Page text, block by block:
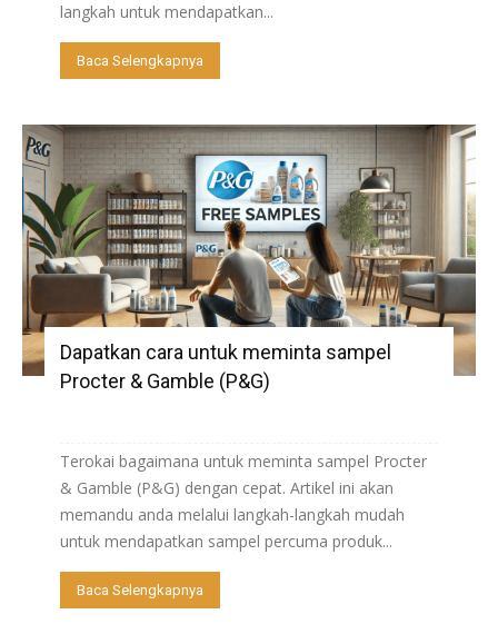
langkah untuk mendapatkan...
Baca Selengkapnya
Dapatkan cara untuk meminta sampel
Procter & Gamble (P&G)
Terokai bagaimana untuk meminta sampel Procter
& Gamble (P&G) dengan cepat. Artikel ini akan
memandu anda melalui langkah-langkah mudah
untuk mendapatkan sampel percuma produk...
Baca Selengkapnya